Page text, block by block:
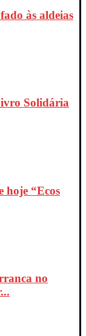
às aldeias
Solidária
hoje “Ecos
no